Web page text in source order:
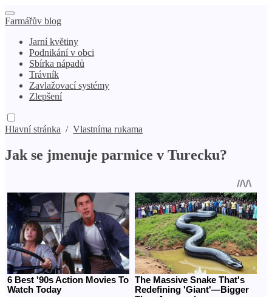
Farmářův blog
Jarní květiny
Podnikání v obci
Sbírka nápadů
Trávník
Zavlažovací systémy
Zlepšení
Hlavní stránka / Vlastníma rukama
Jak se jmenuje parmice v Turecku?